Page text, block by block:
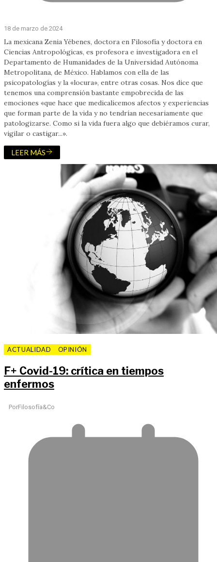
18 de marzo de 2024
La mexicana Zenia Yébenes, doctora en Filosofía y doctora en
Ciencias Antropológicas, es profesora e investigadora en el
Departamento de Humanidades de la Universidad Autónoma
Metropolitana, de México. Hablamos con ella de las
psicopatologías y la «locura», entre otras cosas. Nos dice que
tenemos una comprensión bastante empobrecida de las
emociones «que hace que medicalicemos afectos y experiencias
que forman parte de la vida y no tendrían necesariamente que
patologizarse. Como si la vida fuera algo que debiéramos curar,
vigilar o castigar...».
LEER MÁS
ACTUALIDAD OPINIÓN
F+ Covid-19: crítica en tiempos
enfermos
PorFilosofía&Co